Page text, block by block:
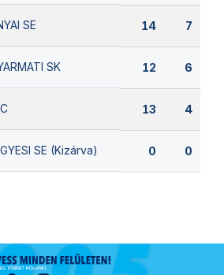
SE 14 7
SK 12 6
13 4
SE (Kizárva) 0 0